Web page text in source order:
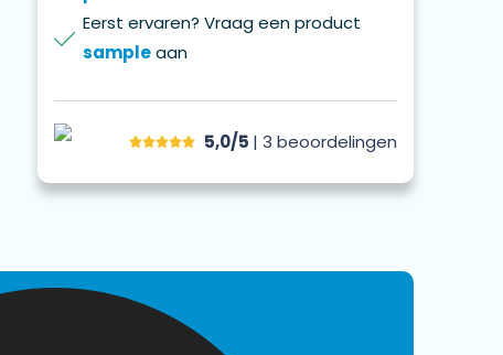
Eerst ervaren? Vraag een product
sampleaan
5,0/5 | 3 beoordelingen